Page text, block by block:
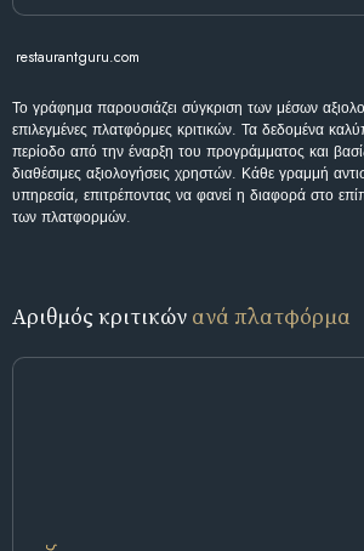
restaurantguru.com
Το γράφημα παρουσιάζει σύγκριση των μέσων
επιλεγμένες πλατφόρμες κριτικών. Τα δεδομένα
περίοδο από την έναρξη του προγράμματος και
διαθέσιμες αξιολογήσεις χρηστών. Κάθε γραμμή
υπηρεσία, επιτρέποντας να φανεί η διαφορά στο
των πλατφορμών.
Αριθμός κριτικών ανά πλατφόρμα